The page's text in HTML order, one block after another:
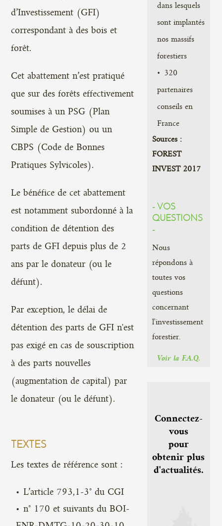
d’Investissement (GFI)
correspondant à des bois et
forêt.
Cet abattement n’est pratiqué
que sur des forêts effectivement
soumises à un PSG (Plan
Simple de Gestion) ou un
CBPS (Code de Bonnes
Pratiques Sylvicoles).
Le bénéfice de cet abattement
est notamment subordonné à la
condition de détention des
parts de GFI depuis plus de 2
ans par le donateur (ou le
défunt).
Par exception, le délai de
détention des parts de GFI n'est
pas exigé en cas de souscription
à des parts nouvelles
(augmentation de capital) par
le donateur (ou le défunt).
TEXTES
Les textes de référence sont :
L’article 793,1-3° du CGI
n° 170 et suivants du BOI-
dans lesquels
sont implantés
nos massifs
forestiers
320
partenaires
conseils en
France
Sources :
FOREST
INVEST 2017
- VOS
QUESTIONS
-
Nous
répondons à
toutes vos
questions
concernant
l'investissement
forestier.
Voir la F.A.Q.
Connectez-
vous
pour
obtenir plus
d'actualités.